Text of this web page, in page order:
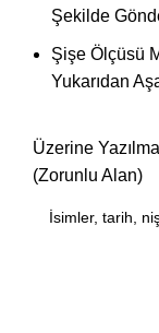
Şekilde
Şişe Ölçüsü
Yukarıdan
Üzerine
(Zorunlu Alan)